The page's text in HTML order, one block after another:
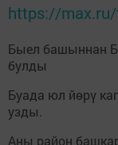
https://
Быел башыннан
булды
Буада юл йөрү
узды.
Аны район